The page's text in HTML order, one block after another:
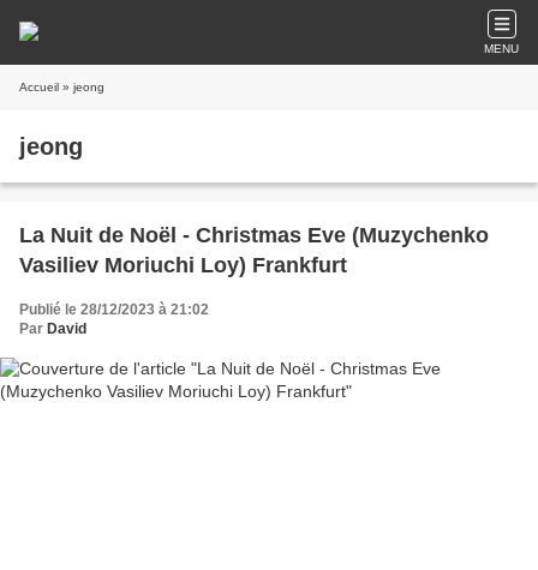
MENU
Accueil » jeong
jeong
La Nuit de Noël - Christmas Eve (Muzychenko
Vasiliev Moriuchi Loy) Frankfurt
Publié le 28/12/2023 à 21:02
Par David